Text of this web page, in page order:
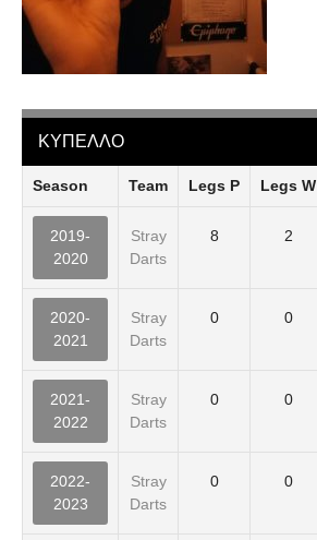
ΚΥΠΕΛΛΟ
Season Team Legs P Legs W
2019-
2020
Stray
Darts
8 2
2020-
2021
Stray
Darts
0 0
2021-
2022
Stray
Darts
0 0
2022-
2023
Stray
Darts
0 0